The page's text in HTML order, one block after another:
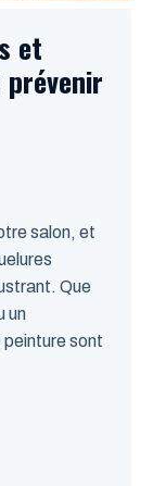
et
salon, et
Que
un
sont